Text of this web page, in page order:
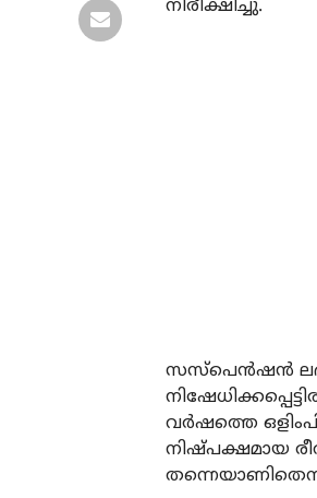
നിരീക്ഷിച്ചു.
സസ്‌പെന്‍ഷന്‍
വര്‍ഷത്തെ
നിഷ്പക്ഷമായ